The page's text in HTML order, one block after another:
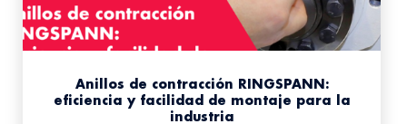
Anillos de contracción RINGSPANN:
eficiencia y facilidad de montaje para la
industria